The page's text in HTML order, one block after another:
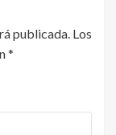
publicada. Los
*